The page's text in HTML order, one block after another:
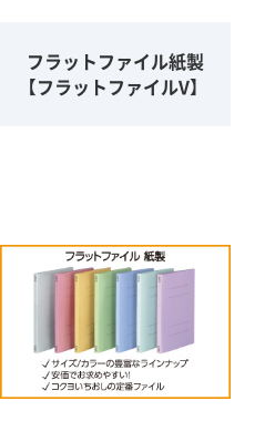
フラットファイル紙製
【フラットファイルV】